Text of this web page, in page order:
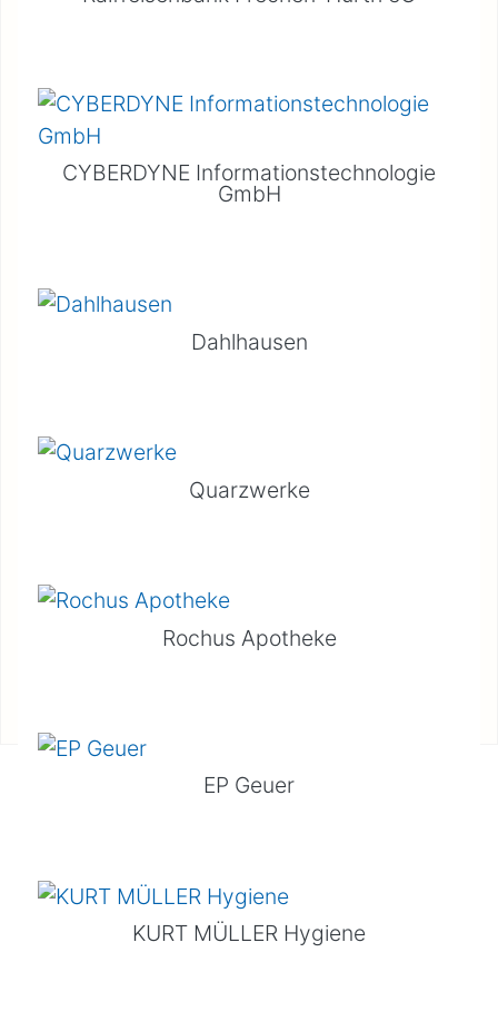
CYBERDYNE Informationstechnologie
GmbH
Dahlhausen
Quarzwerke
Rochus Apotheke
EP Geuer
KURT MÜLLER Hygiene